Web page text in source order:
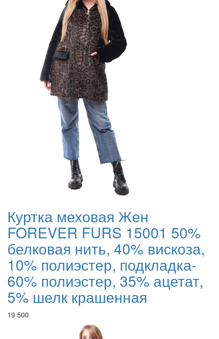
Куртка меховая Жен
FOREVER FURS 15001 50%
белковая нить, 40% вискоза,
10% полиэстер, подкладка-
60% полиэстер, 35% ацетат,
5% шелк крашенная
19 500